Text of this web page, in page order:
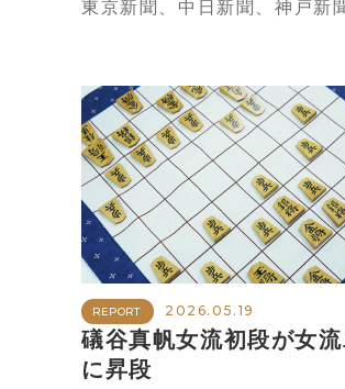
東京新聞、中日新聞、神戸新
REPORT 2026.05.19
礒谷真帆女流初段が女
に昇段